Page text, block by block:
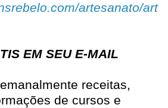
artesanato/art
EM SEU E-MAIL
receitas,
de cursos e